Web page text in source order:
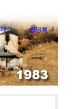
태그 방명록